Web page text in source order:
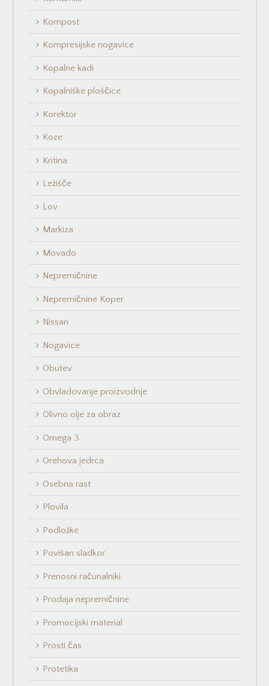
Kompost
Kompresijske nogavice
Kopalne kadi
Kopalniške ploščice
Korektor
Koze
Kritina
Ležišče
Lov
Markiza
Movado
Nepremičnine
Nepremičnine Koper
Nissan
Nogavice
Obutev
Obvladovanje proizvodnje
Olivno olje za obraz
Omega 3
Orehova jedrca
Osebna rast
Plovila
Podložke
Povišan sladkor
Prenosni računalniki
Prodaja nepremičnine
Promocijski material
Prosti čas
Protetika